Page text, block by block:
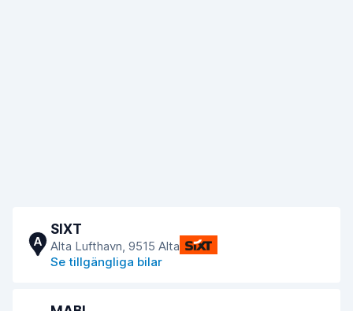
A
SIXT
Alta Lufthavn, 9515 Alta
Se tillgängliga bilar